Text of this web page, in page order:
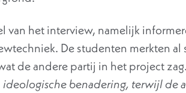
van het interview, namelijk
De studenten merkten
de andere partij in het project zag.
ideologische benadering, terwijl de